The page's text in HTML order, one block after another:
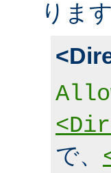
ります
で、